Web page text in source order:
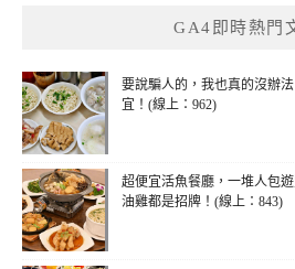
GA4即時熱門
要說騙人的，我也真的沒辦
宜！(線上：962)
超便宜活魚餐廳，一堆人包
油雞都是招牌！(線上：843)